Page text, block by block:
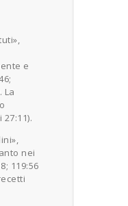
e
La
o
nei
119:56